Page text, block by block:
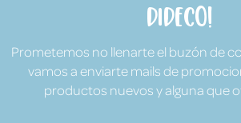
Dideco!
Prometemos no llenarte el buzón de
vamos a enviarte mails de
productos nuevos y alguna que